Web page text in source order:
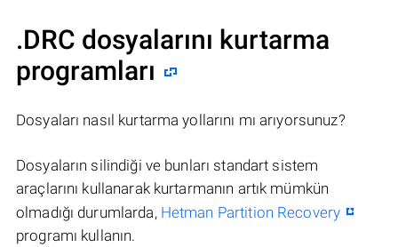
.DRC dosyalarını kurtarma
programları
Dosyaları nasıl kurtarma yollarını mı arıyorsunuz?
Dosyaların silindiği ve bunları standart sistem
araçlarını kullanarak kurtarmanın artık mümkün
olmadığı durumlarda, Hetman Partition Recovery
programı kullanın.